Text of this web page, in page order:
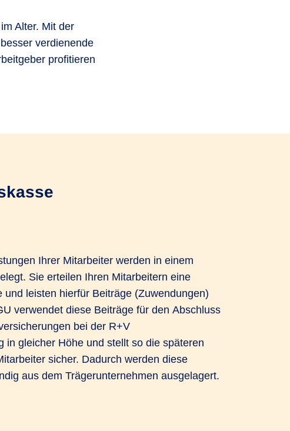
Alter. Mit der
verdienende
profitieren
Ihrer Mitarbeiter werden in einem
Sie erteilen Ihren Mitarbeitern eine
und leisten hierfür Beiträge (Zuwendungen)
verwendet diese Beiträge für den Abschluss
bei der R+V
in gleicher Höhe und stellt so die späteren
sicher. Dadurch werden diese
aus dem Trägerunternehmen ausgelagert.